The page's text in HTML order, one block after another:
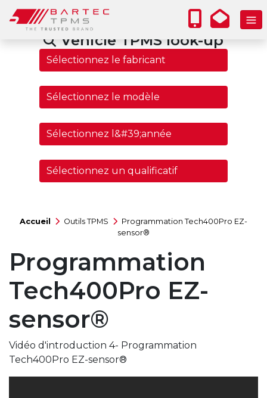
Vehicle TPMS look-up
Accueil Outils TPMS
Programmation Tech400Pro EZ-
sensor®
Programmation
Tech400Pro EZ-
sensor®
Vidéo d'introduction 4- Programmation
Tech400Pro EZ-sensor®